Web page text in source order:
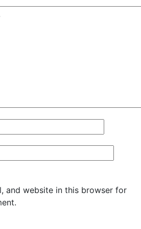
and website in this browser for